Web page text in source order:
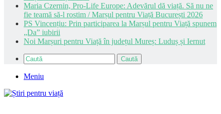
Maria Czernin, Pro-Life Europe: Adevărul dă viață. Să nu ne
fie teamă să-l rostim / Marșul pentru Viață București 2026
PS Vincențiu: Prin participarea la Marșul pentru Viață spunem
„Da” iubirii
Noi Marșuri pentru Viață în județul Mureș: Luduș și Iernut
Caută
Meniu